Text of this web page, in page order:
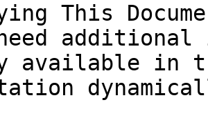
This
available in